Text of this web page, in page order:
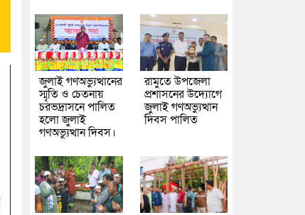
জুলাই গণঅভ্যুত্থানের
স্মৃতি ও চেতনায়
চরভদ্রাসনে পালিত
হলো জুলাই
গণঅভ্যুত্থান দিবস।
রামুতে উপজেলা
প্রশাসনের উদ্যোগে
জুলাই গণঅভ্যুত্থান
দিবস পালিত